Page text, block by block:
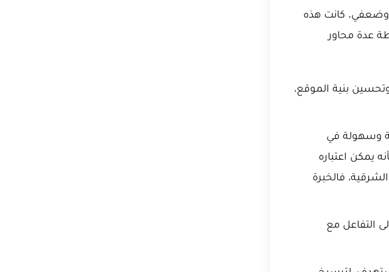
وضعفي. كانت هذه
عدة محاور
بنية الموقع،
وسهولة في
يمكن اعتباره
فالخبرة
التفاعل مع